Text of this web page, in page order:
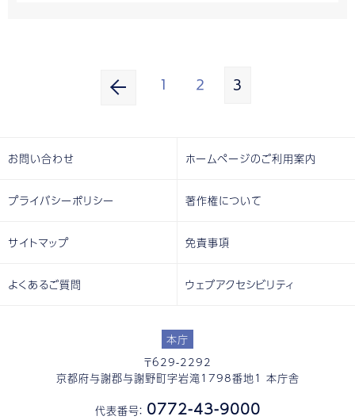
1 2 3
本庁
〒629-2292
京都府与謝郡与謝野町字岩滝1798番地1 本庁舎
代表番号： 0772-43-9000
お問い合わせ ホームページのご利用案内
プライバシーポリシー 著作権について
サイトマップ 免責事項
よくあるご質問 ウェブアクセシビリティ